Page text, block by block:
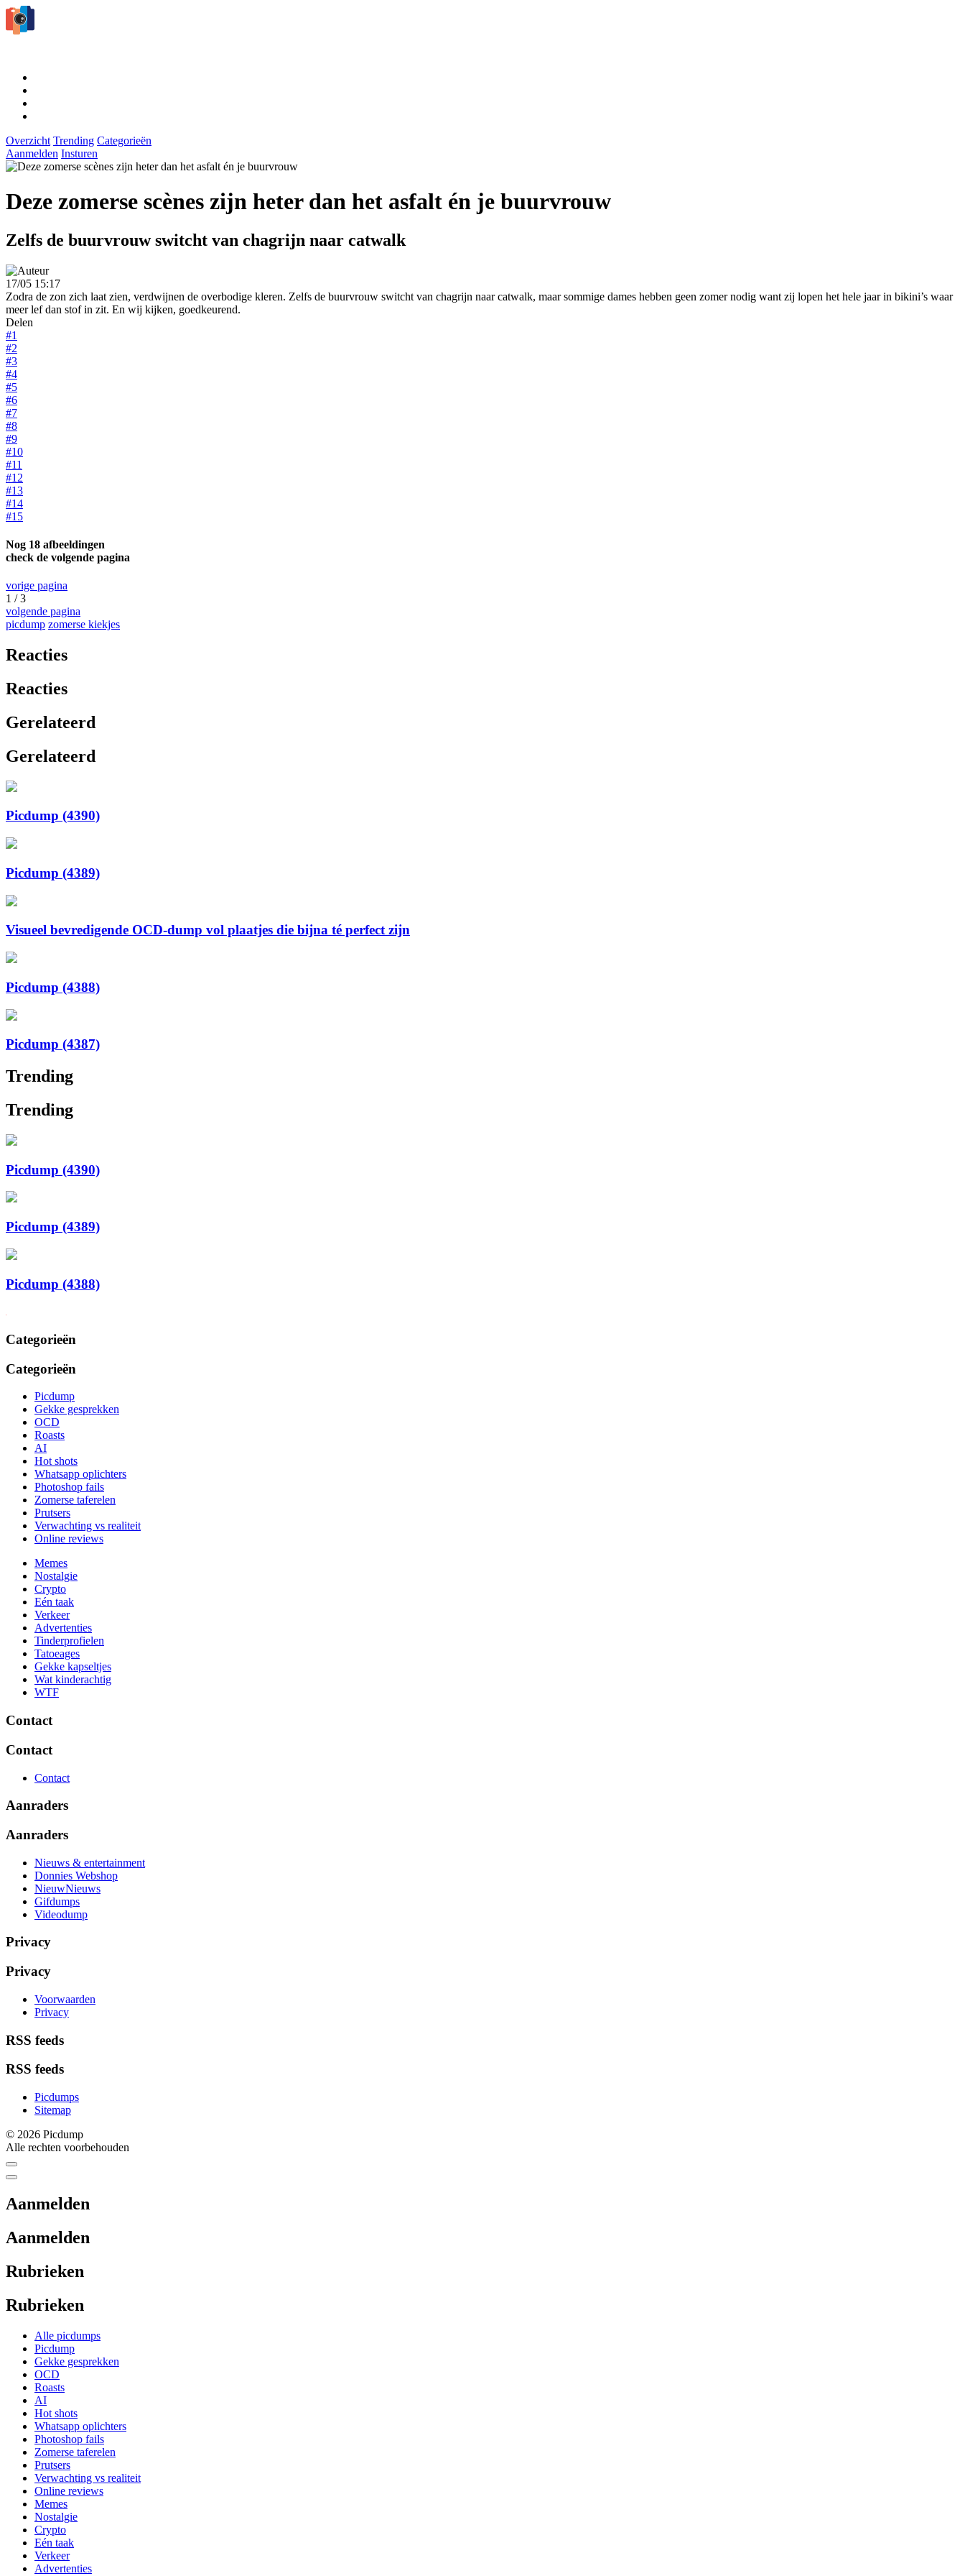
Overzicht Trending Categorieën
Aanmelden Insturen
Deze zomerse scènes zijn heter dan het asfalt én je buurvrouw
Zelfs de buurvrouw switcht van chagrijn naar catwalk
17/05 15:17
Zodra de zon zich laat zien, verdwijnen de overbodige kleren. Zelfs de buurvrouw switcht van chagrijn naar catwalk, maar sommige dames hebben geen zomer nodig want zij lopen het hele jaar in bikini’s waar
meer lef dan stof in zit. En wij kijken, goedkeurend.
Delen
#1
#2
#3
#4
#5
#6
#7
#8
#9
#10
#11
#12
#13
#14
#15
Nog 18 afbeeldingen
check de volgende pagina
vorige pagina
1 / 3
volgende pagina
picdump zomerse kiekjes
Reacties
Reacties
Gerelateerd
Gerelateerd
Picdump (4390)
Picdump (4389)
Visueel bevredigende OCD-dump vol plaatjes die bijna té perfect zijn
Picdump (4388)
Picdump (4387)
Trending
Trending
Picdump (4390)
Picdump (4389)
Picdump (4388)
Categorieën
Categorieën
Picdump
Gekke gesprekken
OCD
Roasts
AI
Hot shots
Whatsapp oplichters
Photoshop fails
Zomerse taferelen
Prutsers
Verwachting vs realiteit
Online reviews
Memes
Nostalgie
Crypto
Eén taak
Verkeer
Advertenties
Tinderprofielen
Tatoeages
Gekke kapseltjes
Wat kinderachtig
WTF
Contact
Contact
Contact
Aanraders
Aanraders
Nieuws & entertainment
Donnies Webshop
NieuwNieuws
Gifdumps
Videodump
Privacy
Privacy
Voorwaarden
Privacy
RSS feeds
RSS feeds
Picdumps
Sitemap
© 2026 Picdump
Alle rechten voorbehouden
Aanmelden
Aanmelden
Rubrieken
Rubrieken
Alle picdumps
Picdump
Gekke gesprekken
OCD
Roasts
AI
Hot shots
Whatsapp oplichters
Photoshop fails
Zomerse taferelen
Prutsers
Verwachting vs realiteit
Online reviews
Memes
Nostalgie
Crypto
Eén taak
Verkeer
Advertenties